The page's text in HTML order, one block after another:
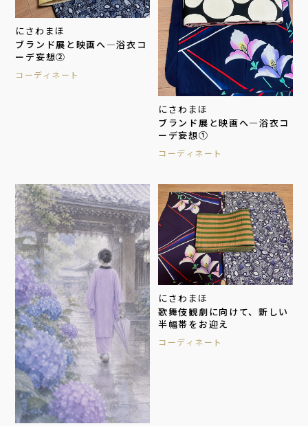
にさわまほ
ブランド展と映画へ―浴衣コ
ーデ妄想②
コーディネート
にさわまほ
ブランド展と映画へ―浴衣コ
ーデ妄想①
コーディネート
にさわまほ
歌舞伎観劇に向けて、新しい
半幅帯をお迎え
コーディネート